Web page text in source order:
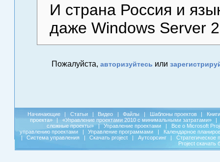
И страна Россия и
даже Windows Server
Пожалуйста, авторизуйтесь или
Начинающие | Статьи | Видео | Файлы | Шаблоны проектов |
Книги
проекта»
| «Управление проектами 2010 с минимальными затратами»
|
сложные проекты»
| Управление проектами |
Все о Microsoft
управлению проектами
| Управление программами |
Календарное
|
Система управления | Скачать project | Аутсорсинг |
Стратегическое
Project скачать